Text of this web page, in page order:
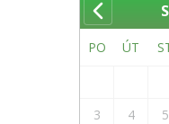
PO ÚT
3
4 5